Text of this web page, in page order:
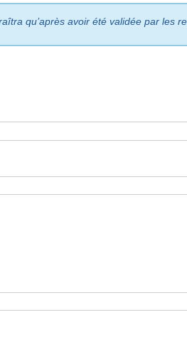
qu’après avoir été validée par les